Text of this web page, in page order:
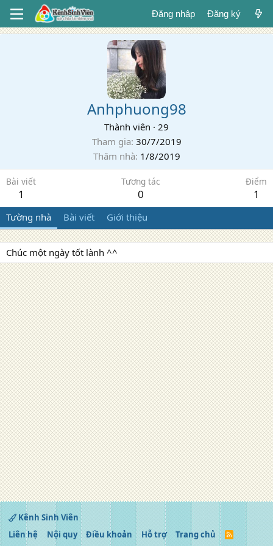
Đăng nhập Đăng ký
Anhphuong98
Thành viên · 29
Tham gia 30/7/2019
Thăm nhà 1/8/2019
Bài viết
1
Tương tác
0
Điểm
1
Tường nhà Bài viết Giới thiệu
Chúc một ngày tốt lành ^^
Kênh Sinh Viên
Liên hệ
Nội quy Điều khoản Hỗ trợ Trang chủ
R